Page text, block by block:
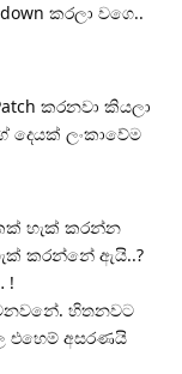
කරලා වගෙ..
කරනවා කියලා
ලංකාවේම
හැක් කරන්න
කරන්නේ ඇයි..?
!
හිතනවට
එහෙම් අසරණයි